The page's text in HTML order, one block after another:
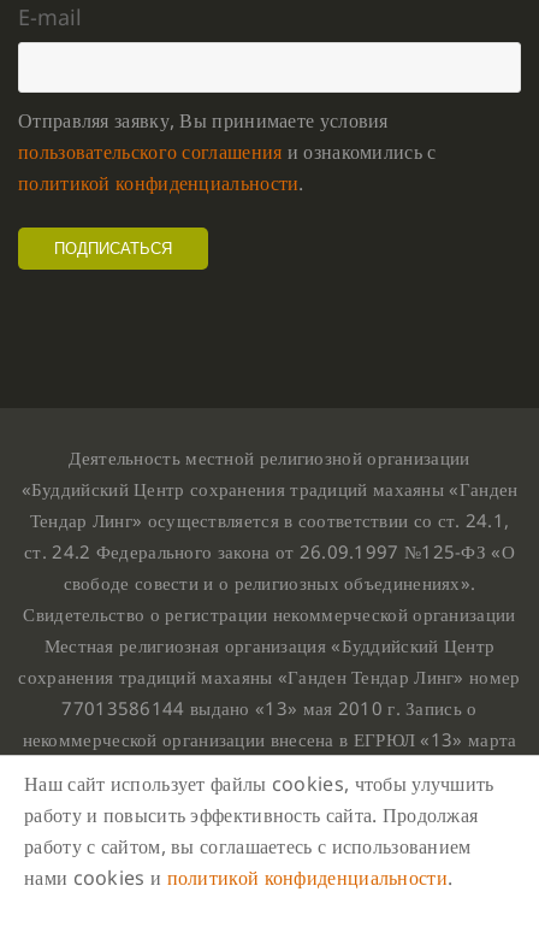
E-mail
Отправляя заявку, Вы принимаете условия
пользовательского соглашения и ознакомились с
политикой конфиденциальности.
Деятельность местной религиозной организации
«Буддийский Центр сохранения традиций махаяны «Ганден
Тендар Линг» осуществляется в соответствии со ст. 24.1,
ст. 24.2 Федерального закона от 26.09.1997 №125-ФЗ «О
свободе совести и о религиозных объединениях».
Свидетельство о регистрации некоммерческой организации
Местная религиозная организация «Буддийский Центр
сохранения традиций махаяны «Ганден Тендар Линг» номер
77013586144 выдано «13» мая 2010 г. Запись о
некоммерческой организации внесена в ЕГРЮЛ «13» марта
номером 1107799015708.
Ганден Тендар Линг © 2020 Все права защищены
Наш адрес : г. Москва, Нахимовский проспект, 32. Этаж
10, каб.1023,
Наш сайт использует файлы cookies, чтобы улучшить
работу и повысить эффективность сайта. Продолжая
работу с сайтом, вы соглашаетесь с использованием
нами cookies и политикой конфиденциальности.